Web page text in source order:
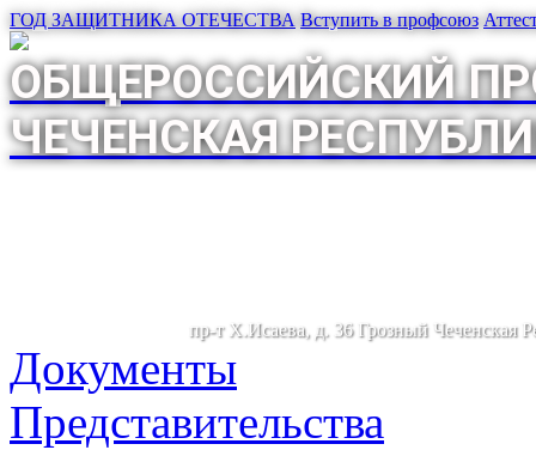
ГОД ЗАЩИТНИКА ОТЕЧЕСТВА Вступить в профсоюз
ОБЩЕРОССИЙСКИЙ
ЧЕЧЕНСКАЯ
пр-т Х.Исаева, д. 36 Грозный Чеченская
Документы
Представительства